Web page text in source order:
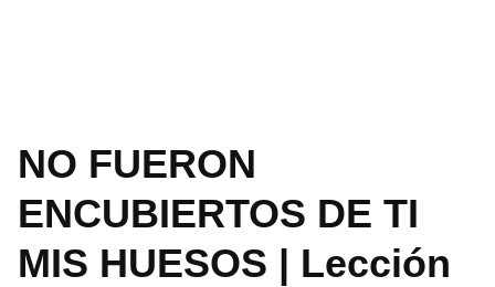
NO FUERON
ENCUBIERTOS DE TI
MIS HUESOS | Lección